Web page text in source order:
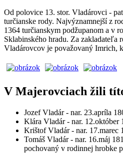
Od polovice 13. stor. Vladárovci -
turčianske rody. Najvýznamnejší z
1364 turčianskym podžupanom a v
Sklabinského hradu. Za zakladateľa
Vladárovcov je považovaný Imrich,
V Majerovciach žili
Jozef Vladár - nar. 23.apríla
Klára Vladár - nar. 12.október
Krištof Vladár - nar. 17.marec
Tomáš Vladár - nar. 16.máj
pochovaný v rodinnej hrobke